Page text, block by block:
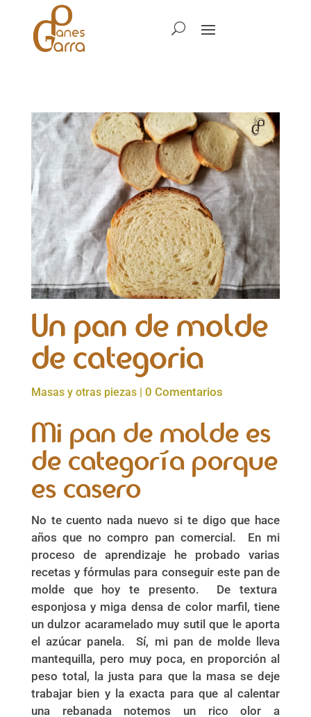
Un pan de molde
de categoria
Masas y otras piezas| 0 Comentarios
Mi pan de molde es
de categoría porque
es casero
No te cuento nada nuevo si te digo que hace
años que no compro pan comercial. En mi
proceso de aprendizaje he probado varias
recetas y fórmulas para conseguir este pan de
molde que hoy te presento. De textura
esponjosa y miga densa de color marfil, tiene
un dulzor acaramelado muy sutil que le aporta
el azúcar panela. Sí, mi pan de molde lleva
mantequilla, pero muy poca, en proporción al
peso total, la justa para que la masa se deje
trabajar bien y la exacta para que al calentar
una rebanada notemos un rico olor a